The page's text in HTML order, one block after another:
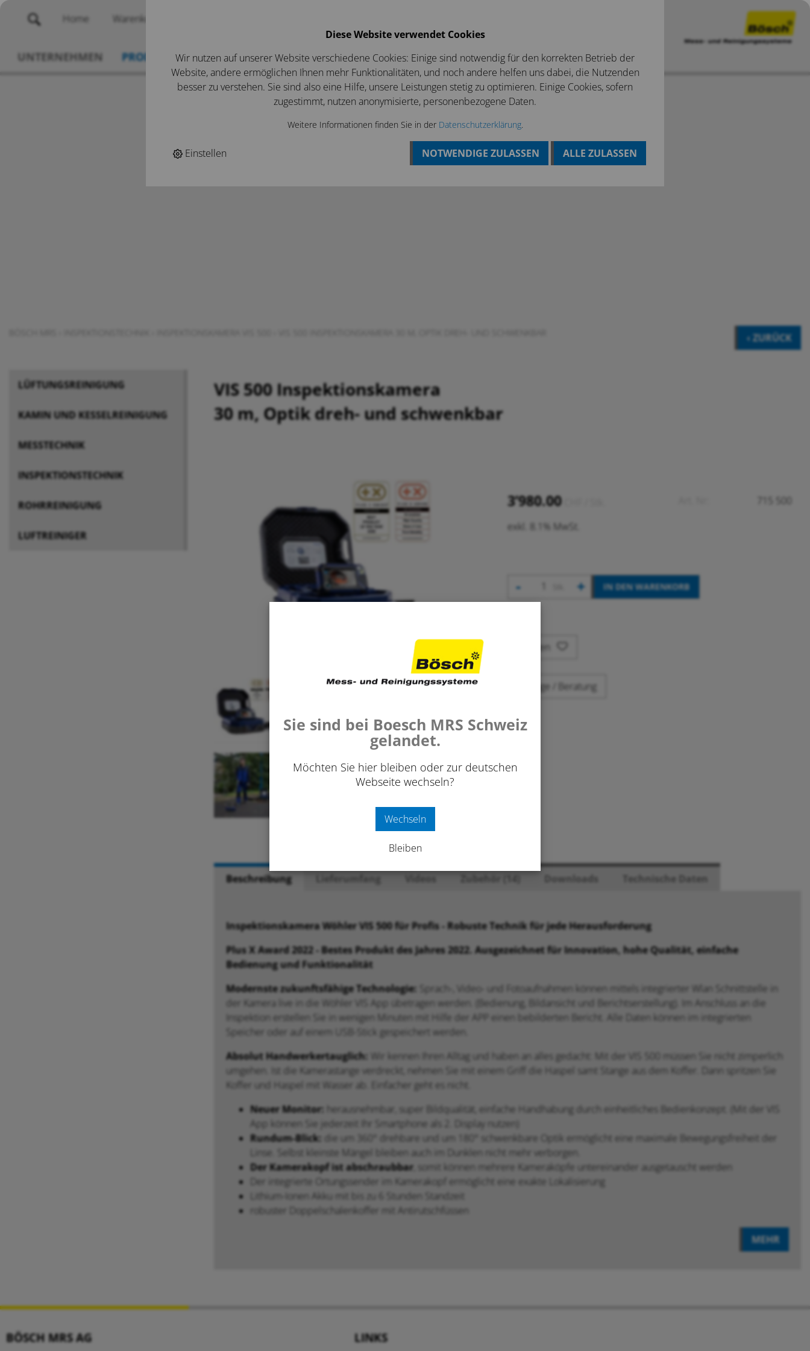
Home Warenkorb
UNTERNEHMEN PRODUKTE SERVICE NEWS/ANGEBOTE KONTAKT
‹ ZURÜCK
LÜFTUNGSREINIGUNG
KAMIN UND KESSELREINIGUNG
MESSTECHNIK
INSPEKTIONSTECHNIK
ROHRREINIGUNG
LUFTREINIGER
VIS 500 Inspektionskamera
30 m, Optik dreh- und schwenkbar
3’980.00
exkl. 8.1% MwSt.
- + IN DEN WARENKORB
Merken
Anfrage / Beratung
Beschreibung Downloads Technische Daten
Inspektionskamera Wöhler VIS 500 für Profis - Robuste Technik für jede Herausforderung
Plus X Award 2022 - Bestes Produkt des Jahres 2022. Ausgezeichnet für Innovation, hohe Qualität, einfache
Bedienung und Funktionalität
Modernste zukunftsfähige Technologie: Sprach-, Video- und Fotoaufnahmen können mittels integrierter Wlan Schnittstelle in
der Kamera live in die Wöhler VIS App übetragen werden. (Bedienung, Bildansicht und Berichtserstellung). Im Anschluss an die
Inspektion erstellen Sie in wenigen Minuten mit Hilfe der APP einen bebilderten Bericht. Alle Daten können im integrierten
Speicher oder auf einem USB-Stick gespeichert werden.
Absolut Handwerkertauglich: Wir kennen Ihren Alltag und haben an alles gedacht: Mit der VIS 500 müssen Sie nicht zimperlich
umgehen. Ist die Kamerastange verdreckt, nehmen Sie mit einem Griff die Haspel samt Stange aus dem Koffer. Dann spritzen Sie
Koffer und Haspel mit Wasser ab. Einfacher geht es nicht.
Neuer Monitor:
herausnehmbar, super Bildqualität, einfache Handhabung durch einheitliches Bedienkonzept. (Mit der VIS
App können Sie jederzeit Ihr Smartphone als 2. Display nutzen)
Rundum-Blick:
die um 360° drehbare und um 180° schwenkbare Optik ermöglicht eine maximale Bewegungsfreiheit der
Linse. Selbst kleinste Mängel bleiben auch im Dunklen nicht mehr verborgen.
Der Kamerakopf ist abschraubbar , somit können mehrere Kameraköpfe untereinander ausgetauscht werden
Der integrierte Ortungssender im Kamerakopf ermöglicht eine exakte Lokalisierung
Lithium-Ionen Akku mit bis zu 6 Stunden Standzeit
robuster Doppelschalenkoffer mit Antirutschfüssen
MEHR
BÖSCH MRS AG LINKS
Diese Website verwendet Cookies
Wir nutzen auf unserer Website verschiedene Cookies: Einige sind notwendig für den korrekten Betrieb der
Website, andere ermöglichen Ihnen mehr Funktionalitäten, und noch andere helfen uns dabei, die Nutzenden
besser zu verstehen. Sie sind also eine Hilfe, unsere Leistungen stetig zu optimieren. Einige Cookies, sofern
zugestimmt, nutzen anonymisierte, personenbezogene Daten.
Weitere Informationen finden Sie in der Datenschutzerklärung.
Einstellen NOTWENDIGE ZULASSEN ALLE ZULASSEN
Sie sind bei Boesch MRS Schweiz
gelandet.
Möchten Sie hier bleiben oder zur deutschen
Webseite wechseln?
Wechseln
Bleiben